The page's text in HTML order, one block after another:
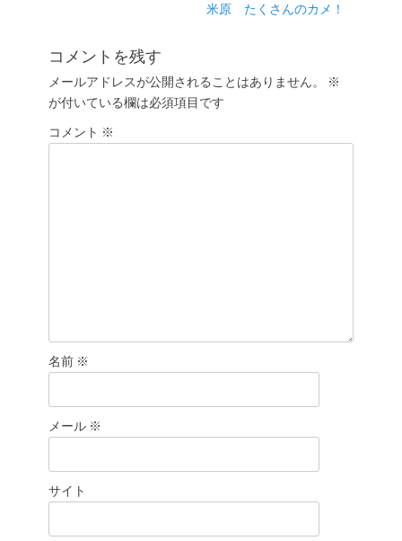
ー
シ
ョ
ン
投
米原 たくさんのカメ！
コメントを残す
メールアドレスが公開されることはありません。
※
が付いている欄は必須項目です
コメント ※
名前 ※
メール ※
サイト